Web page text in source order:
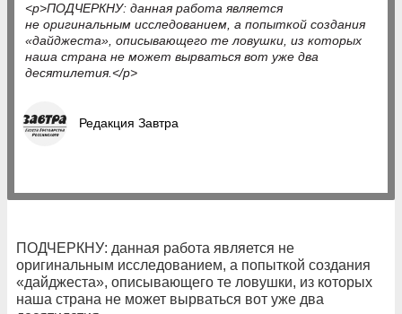
<p>ПОДЧЕРКНУ: данная работа является
не оригинальным исследованием, а попыткой создания
«дайджеста», описывающего те ловушки, из которых
наша страна не может вырваться вот уже два
десятилетия.</p>
Редакция Завтра
ПОДЧЕРКНУ: данная работа является не
оригинальным исследованием, а попыткой создания
«дайджеста», описывающего те ловушки, из которых
наша страна не может вырваться вот уже два